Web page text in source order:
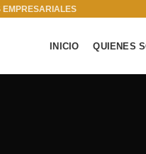
EMPRESARIALES
INICIO QUIENES